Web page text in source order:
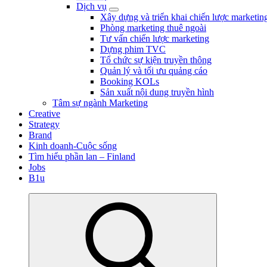
Dịch vụ
Xây dựng và triển khai chiến lược
Phòng marketing thuê ngoài
Tư vấn chiến lược marketing
Dựng phim TVC
Tổ chức sự kiện truyền thông
Quản lý và tối ưu quảng cáo
Booking KOLs
Sản xuất nội dung truyền hình
Tâm sự ngành Marketing
Creative
Strategy
Brand
Kinh doanh-Cuộc sống
Tìm hiểu phần lan – Finland
Jobs
B1u